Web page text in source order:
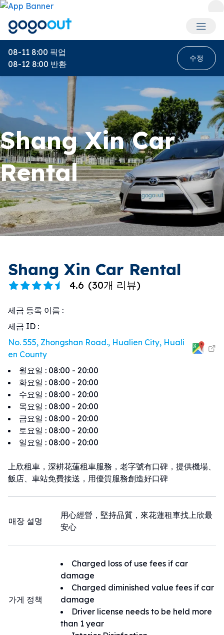
회원 메
08-11 8:00 픽업
08-12 8:00 반환
수정
Shang Xin Car
Rental
Shang Xin Car Rental
4.6 (30개 리뷰)
세금 등록 이름 :
세금 ID :
No. 555, Zhongshan Road., Hualien City, Huali
en County
월요일 : 08:00 - 20:00
화요일 : 08:00 - 20:00
수요일 : 08:00 - 20:00
목요일 : 08:00 - 20:00
금요일 : 08:00 - 20:00
토요일 : 08:00 - 20:00
일요일 : 08:00 - 20:00
上欣租車，深耕花蓮租車服務，老字號有口碑，提供機場、
飯店、車站免費接送，用優質服務創造好口碑
매장 설명
用心經營，堅持品質，來花蓮租車找上欣最
安心
가게 정책
Charged loss of use fees if car
damage
Charged diminished value fees if car
damage
Driver license needs to be held more
than 1 year